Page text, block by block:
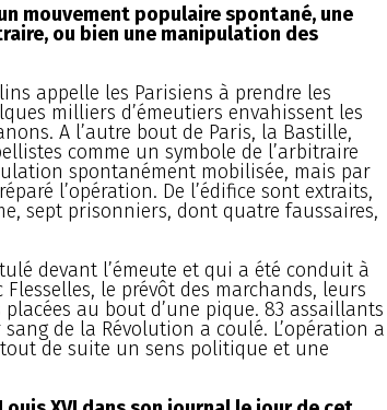
mouvement populaire spontané, une
ou bien une manipulation des
appelle les Parisiens à prendre les
milliers d’émeutiers envahissent les
A l’autre bout de Paris, la Bastille,
comme un symbole de l’arbitraire
spontanément mobilisée, mais par
l’opération. De l’édifice sont extraits,
sept prisonniers, dont quatre faussaires,
devant l’émeute et qui a été conduit à
Flesselles, le prévôt des marchands, leurs
au bout d’une pique. 83 assaillants
de la Révolution a coulé. L’opération a
de suite un sens politique et une